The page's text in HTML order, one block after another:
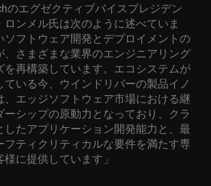
のエグゼクティブバイスプレジデン
ロンメル氏は次のように述べていま
フトウェア開発と デプロイメントの
、さまざまな業界のエンジニアリング
を再構築しています。エコシステムが
ている今、ウインドリバーの製品イノ
、エッジソフトウェア市場における継
ーシップの原動力となっており、クラ
したアプリケーション開発能力と、最
フティクリティカルな要件を満たす専
様に提供しています 」